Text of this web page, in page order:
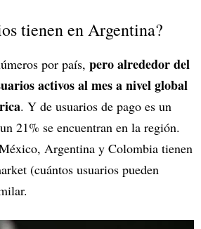
tienen en Argentina?
por país, pero alrededor del
activos al mes a nivel global
. Y de usuarios de pago es un
21% se encuentran en la región.
Argentina y Colombia tienen
(cuántos usuarios pueden